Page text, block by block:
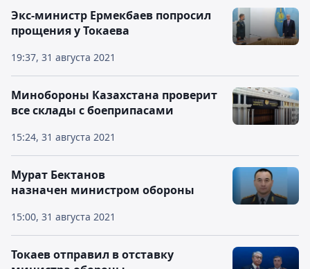
19:37, 31 августа 2021
Экс-министр Ермекбаев попросил
прощения у Токаева
15:24, 31 августа 2021
Минобороны Казахстана проверит
все склады с боеприпасами
15:00, 31 августа 2021
Мурат Бектанов
назначен министром обороны
Токаев отправил в отставку